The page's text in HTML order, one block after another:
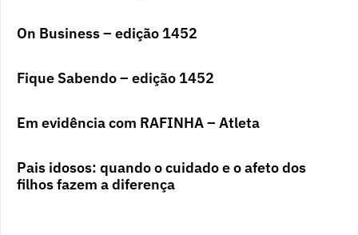
On Business – edição 1452
Fique Sabendo – edição 1452
Em evidência com RAFINHA – Atleta
Pais idosos: quando o cuidado e o afeto dos
filhos fazem a diferença